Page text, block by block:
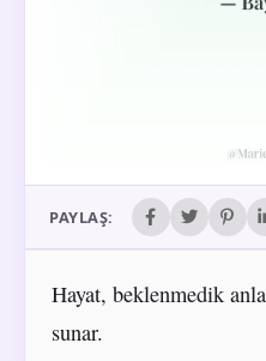
PAYLAŞ:
Hayat, beklenmedik
sunar.